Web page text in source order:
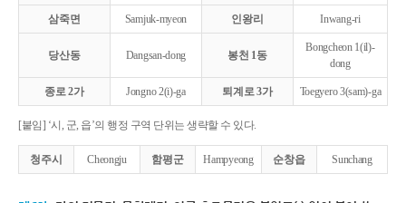
삼죽면 Samjuk-myeon 인왕리 Inwang-ri
당산동 Dangsan-dong 봉천 1동
Bongcheon 1(il)-
dong
종로 2가 Jongno 2(i)-ga 퇴계로 3가 Toegyero 3(sam)-ga
[붙임] ‘시, 군, 읍’의 행정 구역 단위는 생략할 수 있다.
청주시 Cheongju 함평군 Hampyeong 순창읍 Sunchang